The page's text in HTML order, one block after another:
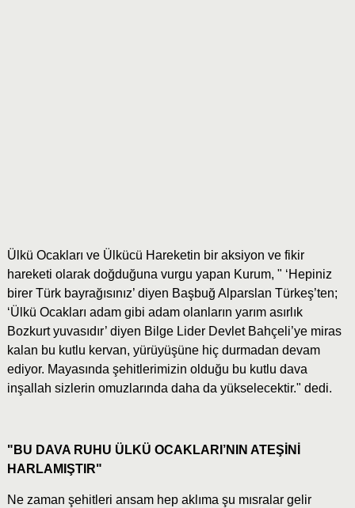
Ülkü Ocakları ve Ülkücü Hareketin bir aksiyon ve fikir
hareketi olarak doğduğuna vurgu yapan Kurum, " ‘Hepiniz
birer Türk bayrağısınız’ diyen Başbuğ Alparslan Türkeş’ten;
‘Ülkü Ocakları adam gibi adam olanların yarım asırlık
Bozkurt yuvasıdır’ diyen Bilge Lider Devlet Bahçeli’ye miras
kalan bu kutlu kervan, yürüyüşüne hiç durmadan devam
ediyor. Mayasında şehitlerimizin olduğu bu kutlu dava
inşallah sizlerin omuzlarında daha da yükselecektir." dedi.
"BU DAVA RUHU ÜLKÜ OCAKLARI’NIN ATEŞİNİ
HARLAMIŞTIR"
Ne zaman şehitleri ansam hep aklıma şu mısralar gelir